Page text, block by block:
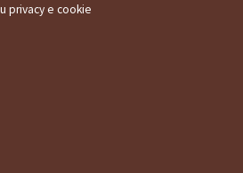
privacy e cookie